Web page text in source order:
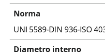
Norma
UNI 5589-DIN 936-ISO
Diametro interno